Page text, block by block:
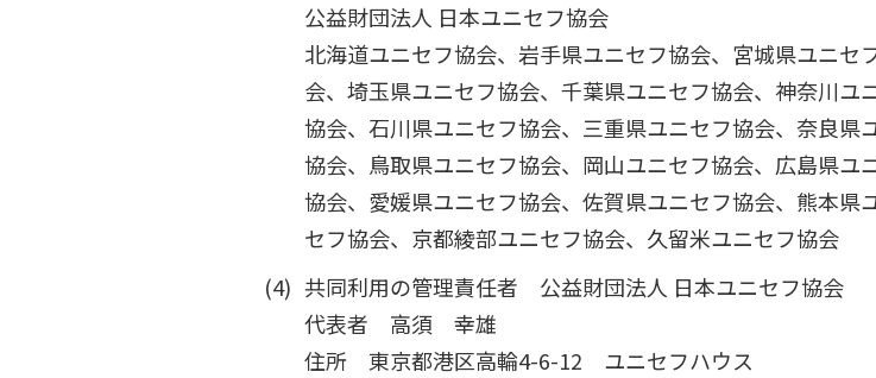
公益財団法人 日本ユニセフ協会
北海道ユニセフ協会、岩手県ユニセフ協会、宮城県ユニ
会、埼玉県ユニセフ協会、千葉県ユニセフ協会、神奈川
協会、石川県ユニセフ協会、三重県ユニセフ協会、奈良
協会、鳥取県ユニセフ協会、岡山ユニセフ協会、広島県
協会、愛媛県ユニセフ協会、佐賀県ユニセフ協会、熊本
セフ協会、京都綾部ユニセフ協会、久留米ユニセフ協会
共同利用の管理責任者 公益財団法人 日本ユニセフ協会
代表者 高須 幸雄
住所 東京都港区高輪4-6-12 ユニセフハウス